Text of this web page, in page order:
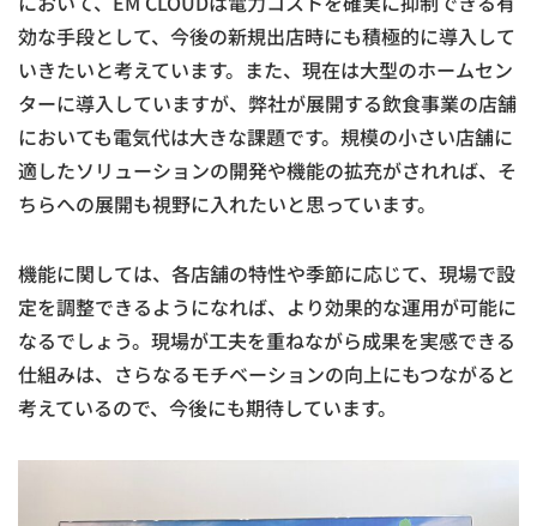
効な手段として、今後の新規出店時にも積極的に導入して
いきたいと考えています。また、現在は大型のホームセン
ターに導入していますが、弊社が展開する飲食事業の店舗
においても電気代は大きな課題です。規模の小さい店舗に
適したソリューションの開発や機能の拡充がされれば、そ
ちらへの展開も視野に入れたいと思っています。
機能に関しては、各店舗の特性や季節に応じて、現場で設
定を調整できるようになれば、より効果的な運用が可能に
なるでしょう。現場が工夫を重ねながら成果を実感できる
仕組みは、さらなるモチベーションの向上にもつながると
考えているので、今後にも期待しています。